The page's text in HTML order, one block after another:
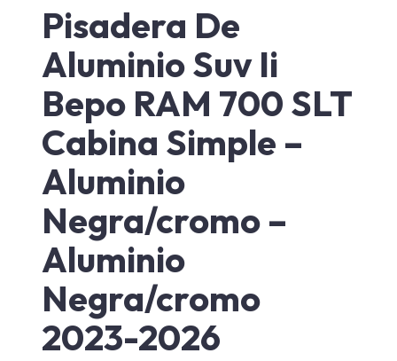
Pisadera De
Aluminio Suv Ii
Bepo RAM 700 SLT
Cabina Simple –
Aluminio
Negra/cromo –
Aluminio
Negra/cromo
2023-2026